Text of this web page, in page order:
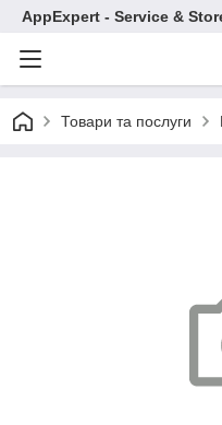
AppExpert - Service &
Товари та послуги